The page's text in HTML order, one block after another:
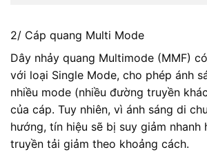
2/ Cáp quang Multi Mode
Dây nhảy quang Multimode (MMF)
với loại Single Mode, cho phép ánh
nhiều mode (nhiều đường truyền
của cáp. Tuy nhiên, vì ánh sáng di
hướng, tín hiệu sẽ bị suy giảm nhanh
truyền tải giảm theo khoảng cách.